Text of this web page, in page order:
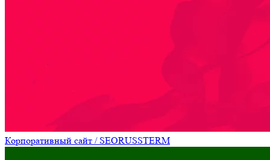
Корпоративный сайт / SEORUSSTERM